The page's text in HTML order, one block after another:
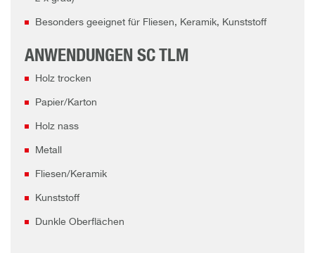
Besonders geeignet für Fliesen, Keramik, Kunststoff
ANWENDUNGEN SC TLM
Holz trocken
Papier/Karton
Holz nass
Metall
Fliesen/Keramik
Kunststoff
Dunkle Oberflächen